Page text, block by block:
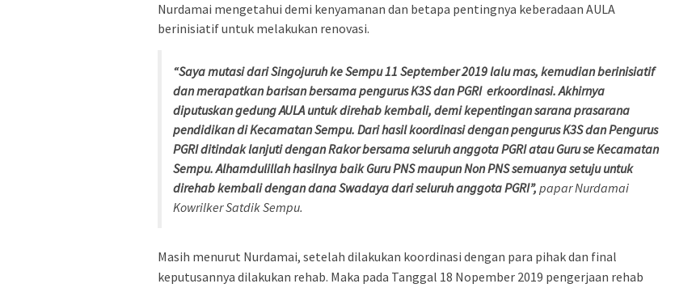
Nurdamai mengetahui demi kenyamanan dan betapa pentingnya keberadaan AULA
berinisiatif untuk melakukan renovasi.
“Saya mutasi dari Singojuruh ke Sempu 11 September 2019 lalu mas, kemudian berinisiatif
dan merapatkan barisan bersama pengurus K3S dan PGRI erkoordinasi. Akhirnya
diputuskan gedung AULA untuk direhab kembali, demi kepentingan sarana prasarana
pendidikan di Kecamatan Sempu. Dari hasil koordinasi dengan pengurus K3S dan Pengurus
PGRI ditindak lanjuti dengan Rakor bersama seluruh anggota PGRI atau Guru se Kecamatan
Sempu. Alhamdulillah hasilnya baik Guru PNS maupun Non PNS semuanya setuju untuk
direhab kembali dengan dana Swadaya dari seluruh anggota PGRI”, papar Nurdamai
Kowrilker Satdik Sempu.
Masih menurut Nurdamai, setelah dilakukan koordinasi dengan para pihak dan final
keputusannya dilakukan rehab. Maka pada Tanggal 18 Nopember 2019 pengerjaan rehab